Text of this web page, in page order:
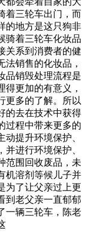
着三轮车出门，而
的地方是这只狗非
骑着三轮车化妆品
关系到消费者的健
法销售的化妆品，
品销毁处理流程是
更加的有意义，
更多的了解。所以
的去在技术中获得
过程中带来更多的
提升环境保护、
进行环境保护、
范围回收废品，未
机溶剂等候儿子并
为了让父亲过上更
到老父亲一直郁郁
一辆三轮车，陈老